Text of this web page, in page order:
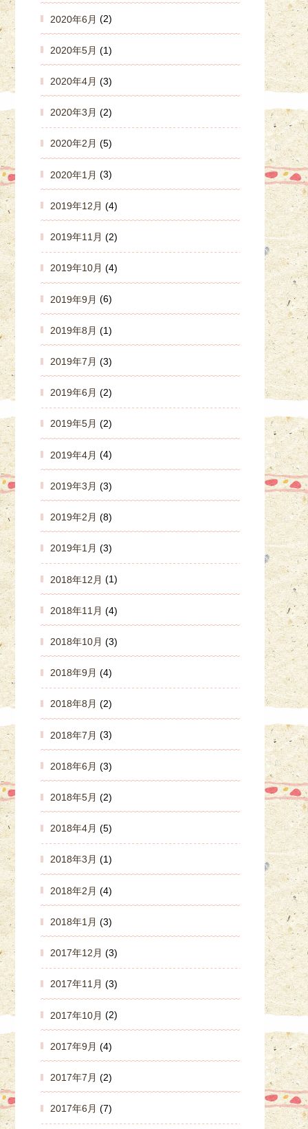
2020年6月 (2)
2020年5月 (1)
2020年4月 (3)
2020年3月 (2)
2020年2月 (5)
2020年1月 (3)
2019年12月 (4)
2019年11月 (2)
2019年10月 (4)
2019年9月 (6)
2019年8月 (1)
2019年7月 (3)
2019年6月 (2)
2019年5月 (2)
2019年4月 (4)
2019年3月 (3)
2019年2月 (8)
2019年1月 (3)
2018年12月 (1)
2018年11月 (4)
2018年10月 (3)
2018年9月 (4)
2018年8月 (2)
2018年7月 (3)
2018年6月 (3)
2018年5月 (2)
2018年4月 (5)
2018年3月 (1)
2018年2月 (4)
2018年1月 (3)
2017年12月 (3)
2017年11月 (3)
2017年10月 (2)
2017年9月 (4)
2017年7月 (2)
2017年6月 (7)